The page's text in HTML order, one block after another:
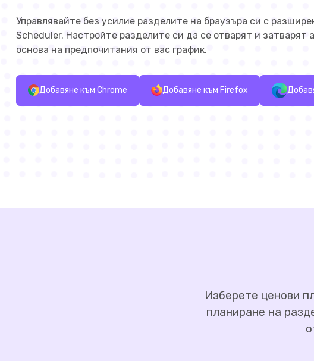
Управлявайте без усилие разделите на браузъра си с
Scheduler. Настройте разделите си да се отварят и затварят
основа на предпочитания от вас график.
Добавяне към Chrome Добавяне към Firefox
Изберете ценови
планиране на